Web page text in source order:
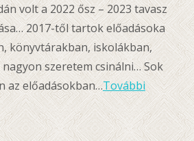
volt a 2022 ősz – 2023 tavasz
2017-től tartok előadásoka
könyvtárakban, iskolákban,
szeretem csinálni… Sok
az előadásokban…További